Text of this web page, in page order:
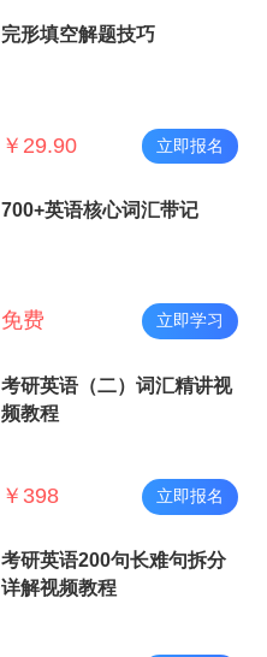
完形填空解题技巧
￥ 29.90 立即报名
700+英语核心词汇带记
免费 立即学习
考研英语（二）词汇精讲视
频教程
￥ 398 立即报名
考研英语200句长难句拆分
详解视频教程